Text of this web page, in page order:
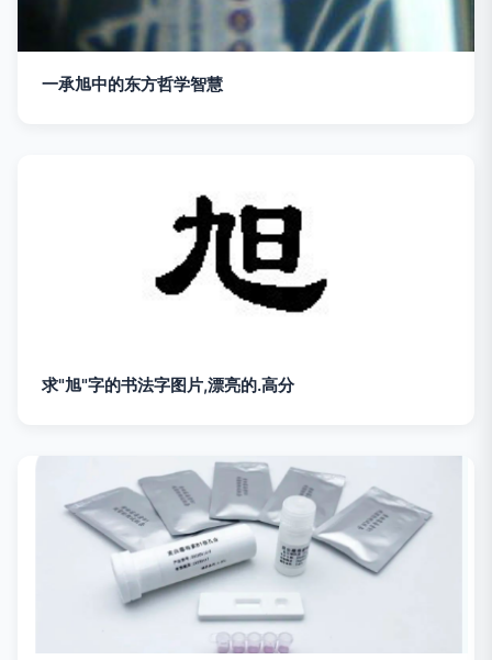
一承旭中的东方哲学智慧
求"旭"字的书法字图片,漂亮的.高分